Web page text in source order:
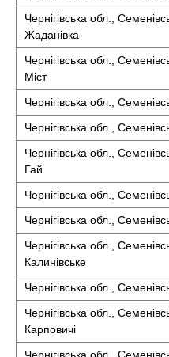
Чернігівська обл.,
Жаданівка
Чернігівська обл.,
Міст
Чернігівська обл.,
Чернігівська обл.,
Чернігівська обл.,
Гай
Чернігівська обл.,
Чернігівська обл.,
Чернігівська обл.,
Калинівське
Чернігівська обл.,
Чернігівська обл.,
Карповичі